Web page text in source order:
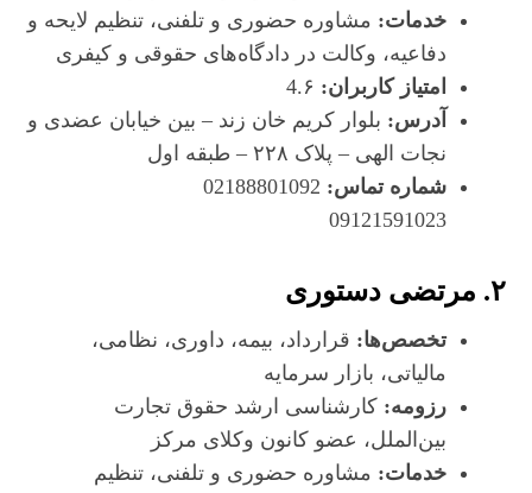
خدمات: مشاوره حضوری و تلفنی، تنظیم لایحه و
دفاعیه، وکالت در دادگاه‌های حقوقی و کیفری
امتیاز کاربران:
آدرس: بلوار کریم خان زند – بین خیابان عضدی و
نجات الهی – پلاک ۲۲۸ – طبقه اول
شماره تماس:
09121591023
۲. مرتضی دستوری
تخصص‌ها: قرارداد، بیمه، داوری، نظامی،
مالیاتی، بازار سرمایه
رزومه: کارشناسی ارشد حقوق تجارت
بین‌الملل، عضو کانون وکلای مرکز
خدمات: مشاوره حضوری و تلفنی، تنظیم